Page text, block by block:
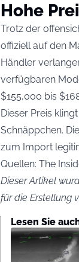
Hohe
Trotz der
offiziell auf den
Händler
verfügbaren
$155,000 bis
Dieser Preis
Schnäppchen.
zum Import
Quellen: The
Dieser Artikel
für die Erstellung
Lesen Sie